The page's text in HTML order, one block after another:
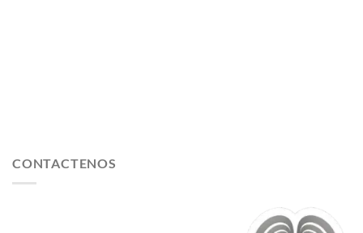
CONTACTENOS